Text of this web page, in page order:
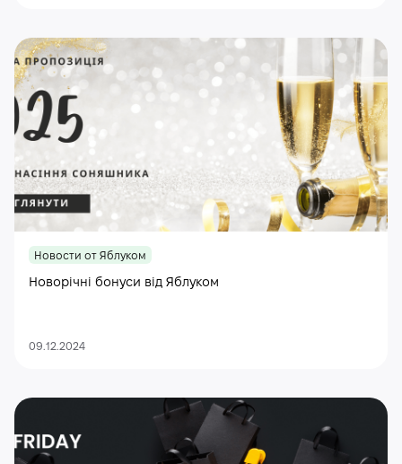
Новости от Яблуком
Новорічні бонуси від Яблуком
09.12.2024